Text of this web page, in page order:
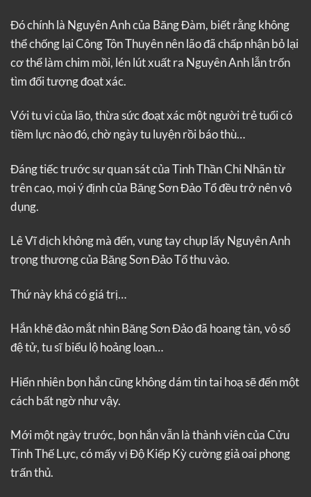
Đó chính là Nguyên Anh của Băng Đàm, biết rằng không
thể chống lại Công Tôn Thuyên nên lão đã chấp nhận bỏ lại
cơ thể làm chim mồi, lén lút xuất ra Nguyên Anh lẫn trốn
tìm đối tượng đoạt xác.
Với tu vi của lão, thừa sức đoạt xác một người trẻ tuổi có
tiềm lực nào đó, chờ ngày tu luyện rồi báo thù…
Đáng tiếc trước sự quan sát của Tinh Thần Chi Nhãn từ
trên cao, mọi ý định của Băng Sơn Đảo Tổ đều trở nên vô
dụng.
Lê Vĩ dịch không mà đến, vung tay chụp lấy Nguyên Anh
trọng thương của Băng Sơn Đảo Tổ thu vào.
Thứ này khá có giá trị…
Hắn khẽ đảo mắt nhìn Băng Sơn Đảo đã hoang tàn, vô số
đệ tử, tu sĩ biểu lộ hoảng loạn…
Hiển nhiên bọn hắn cũng không dám tin tai hoạ sẽ đến một
cách bất ngờ như vậy.
Mới một ngày trước, bọn hắn vẫn là thành viên của Cửu
Tinh Thế Lực, có mấy vị Độ Kiếp Kỳ cường giả oai phong
trấn thủ.